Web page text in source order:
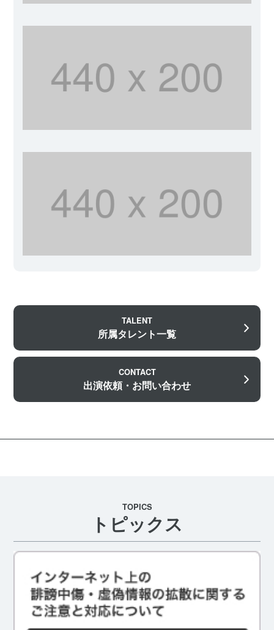
TALENT
所属タレント一覧
CONTACT
出演依頼・お問い合わせ
TOPICS
トピックス